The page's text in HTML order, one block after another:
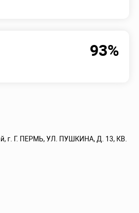
93%
г. Г. ПЕРМЬ, УЛ. ПУШКИНА, Д. 13, КВ.